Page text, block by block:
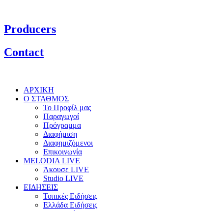
Producers
Contact
ΑΡΧΙΚΗ
Ο ΣΤΑΘΜΟΣ
Το Προφίλ μας
Παραγωγοί
Πρόγραμμα
Διαφήμιση
Διαφημιζόμενοι
Επικοινωνία
MELODIA LIVE
Άκουσε LIVE
Studio LIVE
ΕΙΔΗΣΕΙΣ
Τοπικές Ειδήσεις
Ελλάδα Ειδήσεις